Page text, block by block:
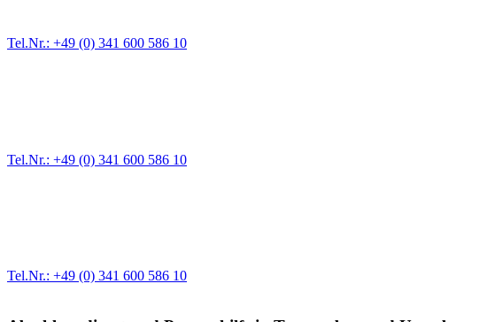
Tel.Nr.: +49 (0) 341 600 586 10
Tel.Nr.: +49 (0) 341 600 586 10
Tel.Nr.: +49 (0) 341 600 586 10